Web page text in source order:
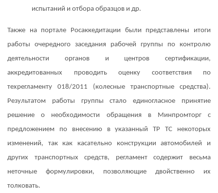
испытаний и отбора образцов и др.
Также на портале Росаккедитации были представлены итоги
работы очередного заседания рабочей группы по контролю
деятельности органов и центров сертификации,
аккредитованных проводить оценку соответствия по
техрегламенту 018/2011 (колесные транспортные средства).
Результатом работы группы стало единогласное принятие
решение о необходимости обращения в Минпромторг с
предложением по внесению в указанный ТР ТС некоторых
изменений, так как касательно конструкции автомобилей и
других транспортных средств, регламент содержит весьма
неточные формулировки, позволяющие двойственно их
толковать.